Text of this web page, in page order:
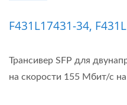
F431L17431-34,
Трансивер SFP для
на скорости 155 Мбит/с